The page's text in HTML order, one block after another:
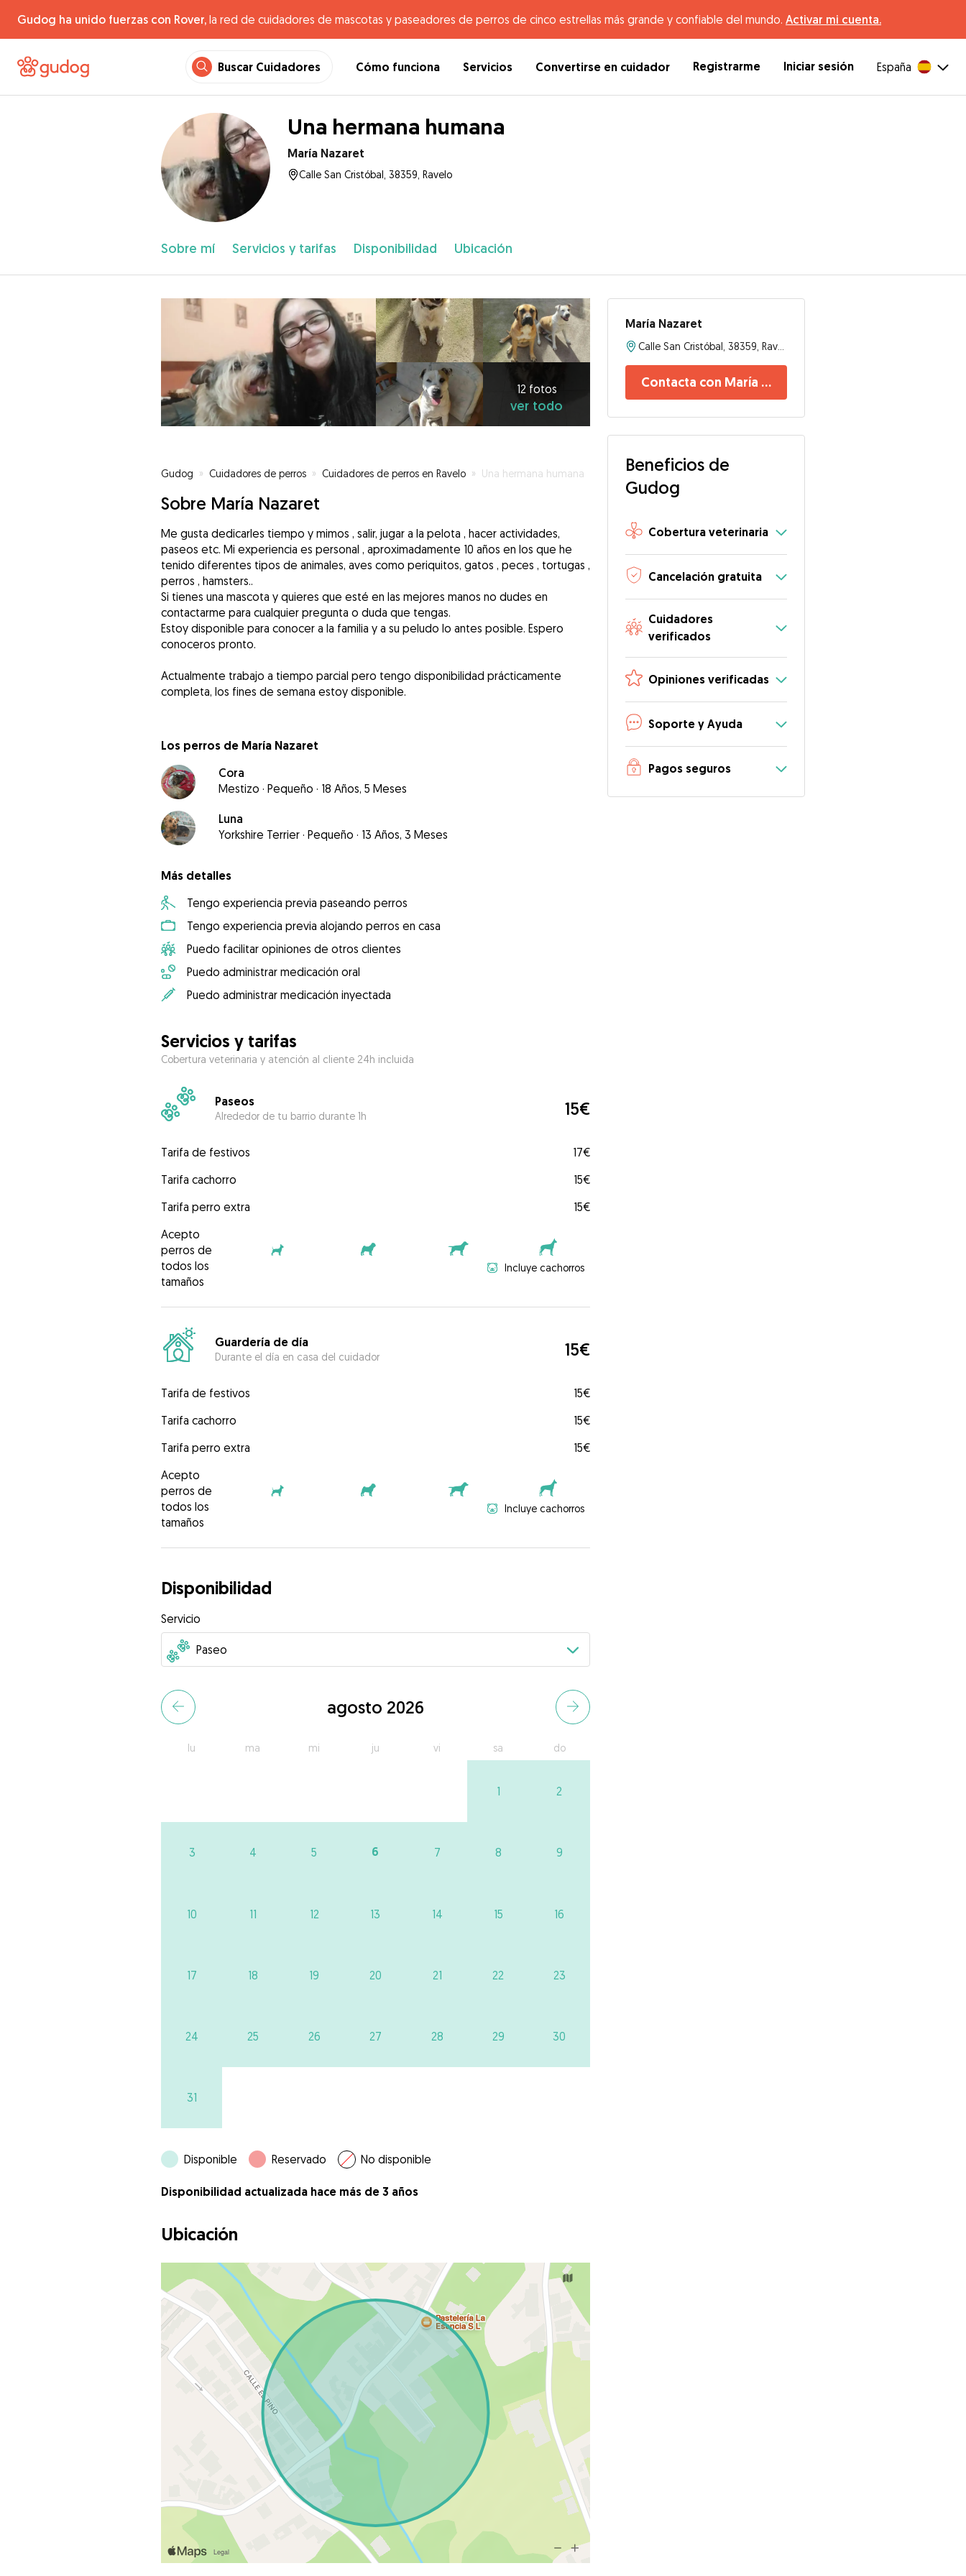
Gudog ha unido fuerzas con Rover, la red de cuidadores de mascotas y paseadores de perros de cinco estrellas más grande y confiable del mundo. Activar mi cuenta.
Buscar Cuidadores Cómo funciona Servicios Convertirse en cuidador Registrarme Iniciar sesión España
Una hermana humana
María Nazaret
Calle San Cristóbal, 38359, Ravelo
Sobre mí Servicios y tarifas Disponibilidad Ubicación
12 fotos
ver todo
Gudog » Cuidadores de perros » Cuidadores de perros en Ravelo » Una hermana humana
Sobre María Nazaret
Me gusta dedicarles tiempo y mimos , salir, jugar a la pelota , hacer actividades,
paseos etc. Mi experiencia es personal , aproximadamente 10 años en los que he
tenido diferentes tipos de animales, aves como periquitos, gatos , peces , tortugas ,
perros , hamsters..
Si tienes una mascota y quieres que esté en las mejores manos no dudes en
contactarme para cualquier pregunta o duda que tengas.
Estoy disponible para conocer a la familia y a su peludo lo antes posible. Espero
conoceros pronto.
Actualmente trabajo a tiempo parcial pero tengo disponibilidad prácticamente
completa, los fines de semana estoy disponible.
Los perros de María Nazaret
Cora
Mestizo · Pequeño · 18 Años, 5 Meses
Luna
Yorkshire Terrier · Pequeño · 13 Años, 3 Meses
Más detalles
Tengo experiencia previa paseando perros
Tengo experiencia previa alojando perros en casa
Puedo facilitar opiniones de otros clientes
Puedo administrar medicación oral
Puedo administrar medicación inyectada
Servicios y tarifas
Cobertura veterinaria y atención al cliente 24h incluida
Paseos
Alrededor de tu barrio durante 1h 15€
Tarifa de festivos
17€
Tarifa cachorro
15€
Tarifa perro extra
15€
Acepto
perros de
todos los
tamaños
Incluye cachorros
Guardería de día
Durante el día en casa del cuidador 15€
Tarifa de festivos
15€
Tarifa cachorro
15€
Tarifa perro extra
15€
Acepto
perros de
todos los
tamaños
Incluye cachorros
Disponibilidad
Servicio
agosto 2026
lu ma mi ju vi sa do
1 2
3 4 5 6 7 8 9
10 11 12 13 14 15 16
17 18 19 20 21 22 23
24 25 26 27 28 29 30
31
Disponible Reservado No disponible
Disponibilidad actualizada hace más de 3 años
Ubicación
María Nazaret
Contacta con María Nazaret
Beneficios de
Gudog
Cobertura veterinaria
Cancelación gratuita
Cuidadores
verificados
Opiniones verificadas
Soporte y Ayuda
Pagos seguros